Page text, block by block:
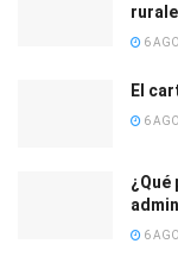
6
El
6
¿Qué
6